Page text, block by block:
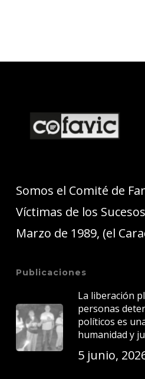
Somos el Comité de
Víctimas de los
Marzo de 1989, (el
Publicaciones
La liberación
personas
políticos es
humanidad y
5 junio,